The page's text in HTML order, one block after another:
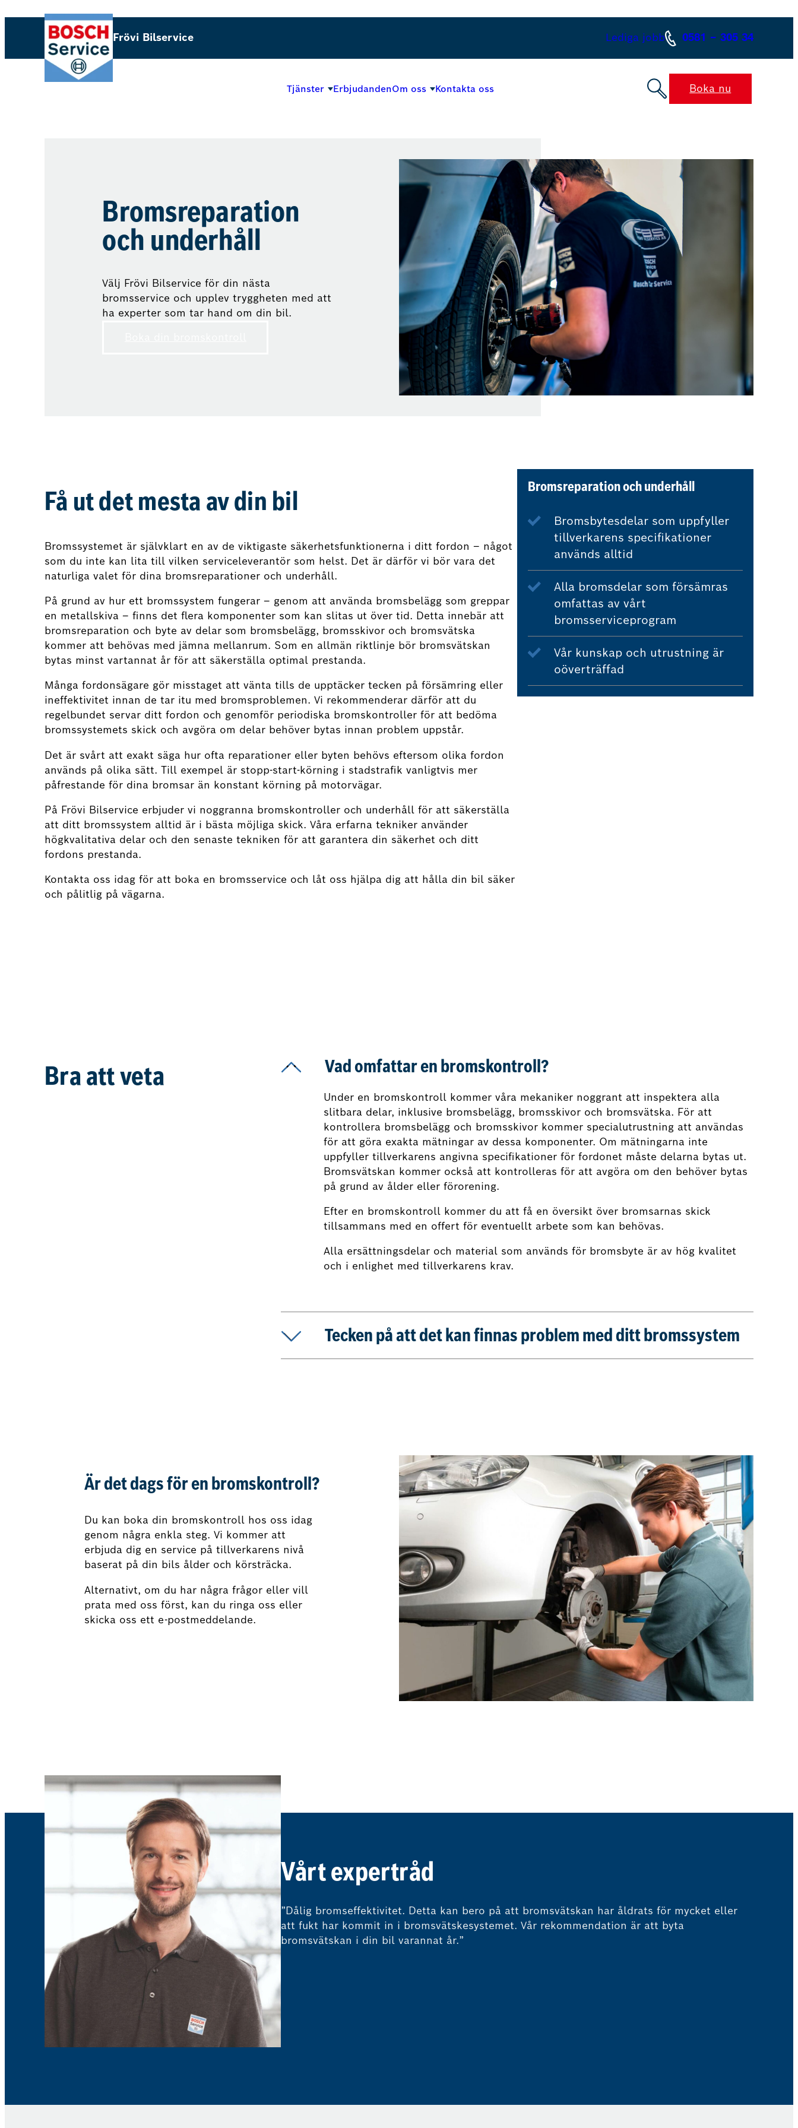
Frövi Bilservice Lediga jobb 0581 – 305 34
Tjänster ErbjudandenOm oss Kontakta oss Boka nu
Bromsreparation
och underhåll
Välj Frövi Bilservice för din nästa
bromsservice och upplev tryggheten med att
ha experter som tar hand om din bil.
Få ut det mesta av din bil
Bromssystemet är självklart en av de viktigaste säkerhetsfunktionerna i ditt fordon – något
som du inte kan lita till vilken serviceleverantör som helst. Det är därför vi bör vara det
naturliga valet för dina bromsreparationer och underhåll.
På grund av hur ett bromssystem fungerar – genom att använda bromsbelägg som greppar
en metallskiva – finns det flera komponenter som kan slitas ut över tid. Detta innebär att
bromsreparation och byte av delar som bromsbelägg, bromsskivor och bromsvätska
kommer att behövas med jämna mellanrum. Som en allmän riktlinje bör bromsvätskan
bytas minst vartannat år för att säkerställa optimal prestanda.
Många fordonsägare gör misstaget att vänta tills de upptäcker tecken på försämring eller
ineffektivitet innan de tar itu med bromsproblemen. Vi rekommenderar därför att du
regelbundet servar ditt fordon och genomför periodiska bromskontroller för att bedöma
bromssystemets skick och avgöra om delar behöver bytas innan problem uppstår.
Det är svårt att exakt säga hur ofta reparationer eller byten behövs eftersom olika fordon
används på olika sätt. Till exempel är stopp-start-körning i stadstrafik vanligtvis mer
påfrestande för dina bromsar än konstant körning på motorvägar.
På Frövi Bilservice erbjuder vi noggranna bromskontroller och underhåll för att säkerställa
att ditt bromssystem alltid är i bästa möjliga skick. Våra erfarna tekniker använder
högkvalitativa delar och den senaste tekniken för att garantera din säkerhet och ditt
fordons prestanda.
Kontakta oss idag för att boka en bromsservice och låt oss hjälpa dig att hålla din bil säker
och pålitlig på vägarna.
Bromsreparation och underhåll
Bromsbytesdelar som uppfyller
tillverkarens specifikationer
används alltid
Alla bromsdelar som försämras
omfattas av vårt
bromsserviceprogram
Vår kunskap och utrustning är
oöverträffad
Bra att veta Vad omfattar en bromskontroll?
Under en bromskontroll kommer våra mekaniker noggrant att inspektera alla
slitbara delar, inklusive bromsbelägg, bromsskivor och bromsvätska. För att
kontrollera bromsbelägg och bromsskivor kommer specialutrustning att användas
för att göra exakta mätningar av dessa komponenter. Om mätningarna inte
uppfyller tillverkarens angivna specifikationer för fordonet måste delarna bytas ut.
Bromsvätskan kommer också att kontrolleras för att avgöra om den behöver bytas
på grund av ålder eller förorening.
Efter en bromskontroll kommer du att få en översikt över bromsarnas skick
tillsammans med en offert för eventuellt arbete som kan behövas.
Alla ersättningsdelar och material som används för bromsbyte är av hög kvalitet
och i enlighet med tillverkarens krav.
Tecken på att det kan finnas problem med ditt bromssystem
Är det dags för en bromskontroll?
Du kan boka din bromskontroll hos oss idag
genom några enkla steg. Vi kommer att
erbjuda dig en service på tillverkarens nivå
baserat på din bils ålder och körsträcka.
Alternativt, om du har några frågor eller vill
prata med oss först, kan du ringa oss eller
skicka oss ett e-postmeddelande.
Vårt expertråd
”Dålig bromseffektivitet. Detta kan bero på att bromsvätskan har åldrats för mycket eller
att fukt har kommit in i bromsvätskesystemet. Vår rekommendation är att byta
bromsvätskan i din bil varannat år.”